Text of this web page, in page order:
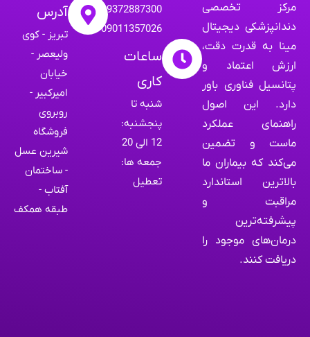
مرکز تخصصی
دندانپزشکی دیجیتال
مینا به قدرت دقت،
ارزش اعتماد و
پتانسیل فناوری باور
دارد. این اصول
راهنمای عملکرد
ماست و تضمین
می‌کند که بیماران ما
بالاترین استاندارد
مراقبت و
پیشرفته‌ترین
درمان‌های موجود را
دریافت کنند.
09372887300
09011357026
ساعات
کاری
شنبه تا
پنجشنبه:
12 الی 20
جمعه ها:
تعطیل
آدرس
تبریز - کوی
ولیعصر -
خیابان
امیرکبیر -
روبروی
فروشگاه
شیرین عسل
- ساختمان
آفتاب -
طبقه همکف